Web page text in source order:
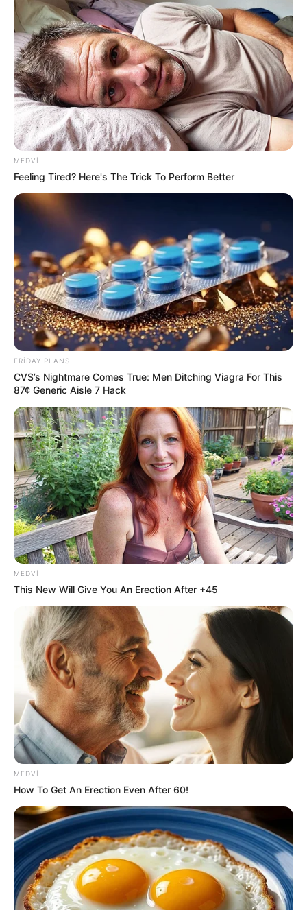
TƏCİLİ!Türkiyəqırıcıları havaya qaldırdı
- Nə baş verir?
50 0 0
20:44 / 06 Avqust 2026 SİYASƏT
Zelenski Ceyhun Bayramovuqəbul edib
62
20:34 / 06 Avqust 2026 CƏMİYYƏT
Sürücülərin nəzərinə: Bu küçələrdə
hərəkətTAM MƏHDUDLAŞDIRILIR
56 0
MEDVI
Feeling Tired? Here's The Trick To Perform Better
FRIDAY PLANS
CVS’s Nightmare Comes True: Men Ditching Viagra For This
87¢ Generic Aisle 7 Hack
MEDVI
This New Will Give You An Erection After +45
MEDVI
How To Get An Erection Even After 60!